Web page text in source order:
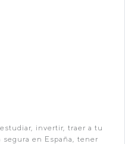
invertir, traer a tu
en España, tener